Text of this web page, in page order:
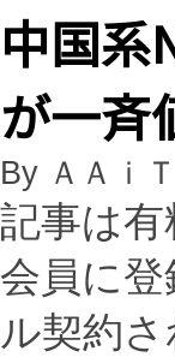
中国系
が一斉
By ＡＡｉ
記事は
会員に
ル契約